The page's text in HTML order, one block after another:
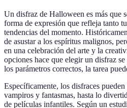
Un disfraz de Halloween es más que
forma de expresión que refleja tanto
tendencias del momento.
de asustar a los espíritus malignos,
en una celebración del arte y la
opciones hace que elegir un disfraz
los parámetros correctos, la tarea
Específicamente, los disfraces
vampiros y fantasmas, hasta lo
de películas infantiles. Según un